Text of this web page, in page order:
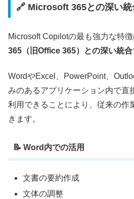
🔗 Microsoft 365との深い統
Microsoft Copilotの最も強力な特徴
365（旧Office 365）との深い統合
WordやExcel、PowerPoint、
みのあるアプリケーション内で直
利用できることにより、従来の作
きます。
📝 Word内での活用
文書の要約作成
文体の調整